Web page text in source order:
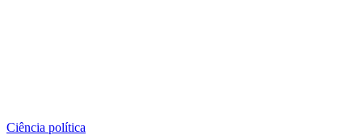
Ciência política